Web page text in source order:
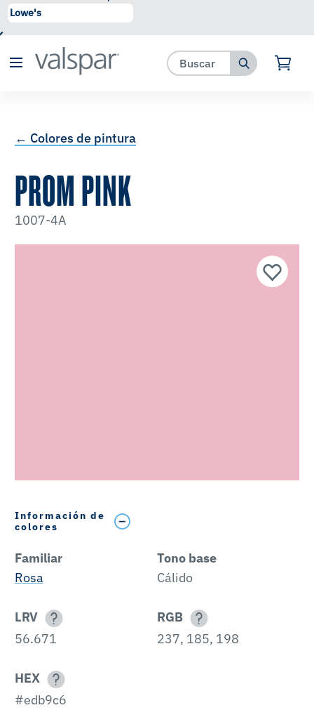
se ha agregado a favoritos.
← Colores de pintura
PROM PINK
1007-4A
Información de
colores
Familiar
Rosa
Tono base
Cálido
LRV
56.671
RGB
237, 185, 198
HEX
#edb9c6